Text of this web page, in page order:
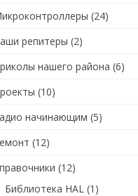
(24)
репитеры (2)
нашего района (6)
(10)
начинающим (5)
(12)
(12)
Библиотека HAL (1)